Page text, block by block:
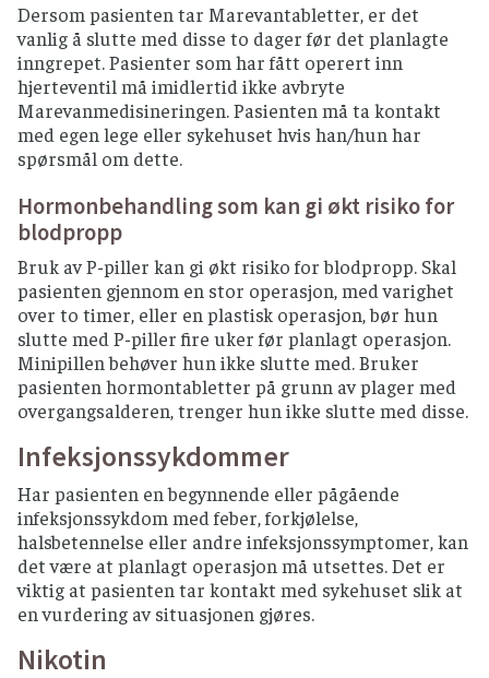
Dersom pasienten tar Marevantabletter, er det
vanlig å slutte med disse to dager før det planlagte
inngrepet. Pasienter som har fått operert inn
hjerteventil må imidlertid ikke avbryte
Marevanmedisineringen. Pasienten må ta kontakt
med egen lege eller sykehuset hvis han/hun har
spørsmål om dette.
Hormonbehandling som kan gi økt risiko for
blodpropp
Bruk av P-piller kan gi økt risiko for blodpropp. Skal
pasienten gjennom en stor operasjon, med varighet
over to timer, eller en plastisk operasjon, bør hun
slutte med P-piller fire uker før planlagt operasjon.
Minipillen behøver hun ikke slutte med. Bruker
pasienten hormontabletter på grunn av plager med
overgangsalderen, trenger hun ikke slutte med disse.
Infeksjonssykdommer
Har pasienten en begynnende eller pågående
infeksjonssykdom med feber, forkjølelse,
halsbetennelse eller andre infeksjonssymptomer, kan
det være at planlagt operasjon må utsettes. Det er
viktig at pasienten tar kontakt med sykehuset slik at
en vurdering av situasjonen gjøres.
Nikotin